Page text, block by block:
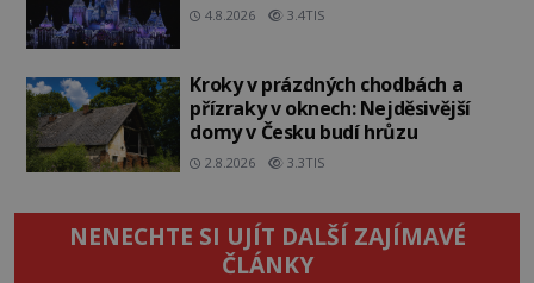
4.8.2026 3.4TIS
Kroky v prázdných chodbách a
přízraky v oknech: Nejděsivější
domy v Česku budí hrůzu
2.8.2026 3.3TIS
NENECHTE SI UJÍT DALŠÍ ZAJÍMAVÉ
ČLÁNKY